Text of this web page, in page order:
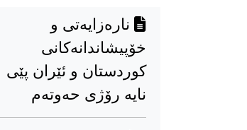
نارەزایەتی و
خۆپیشاندانەکانی
کوردستان و ئێران پێی
نایە رۆژی حەوتەم